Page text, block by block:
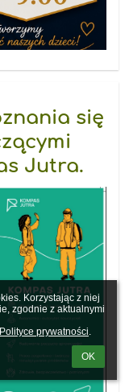
Korzystając z niej
zgodnie z aktualnymi
Polityce prywatności.
OK
się
Jutra.